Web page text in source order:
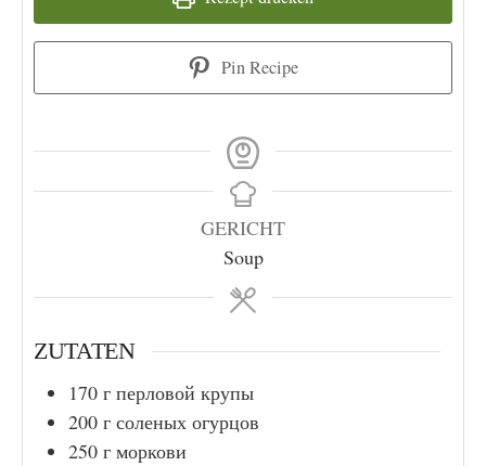
Pin Recipe
GERICHT
Soup
ZUTATEN
170 г перловой крупы
200 г соленых огурцов
250 г моркови